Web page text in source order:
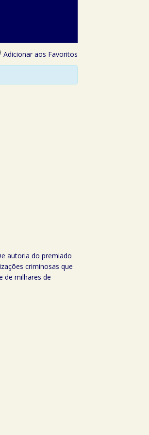
Adicionar aos Favoritos
autoria do premiado
criminosas que
de milhares de